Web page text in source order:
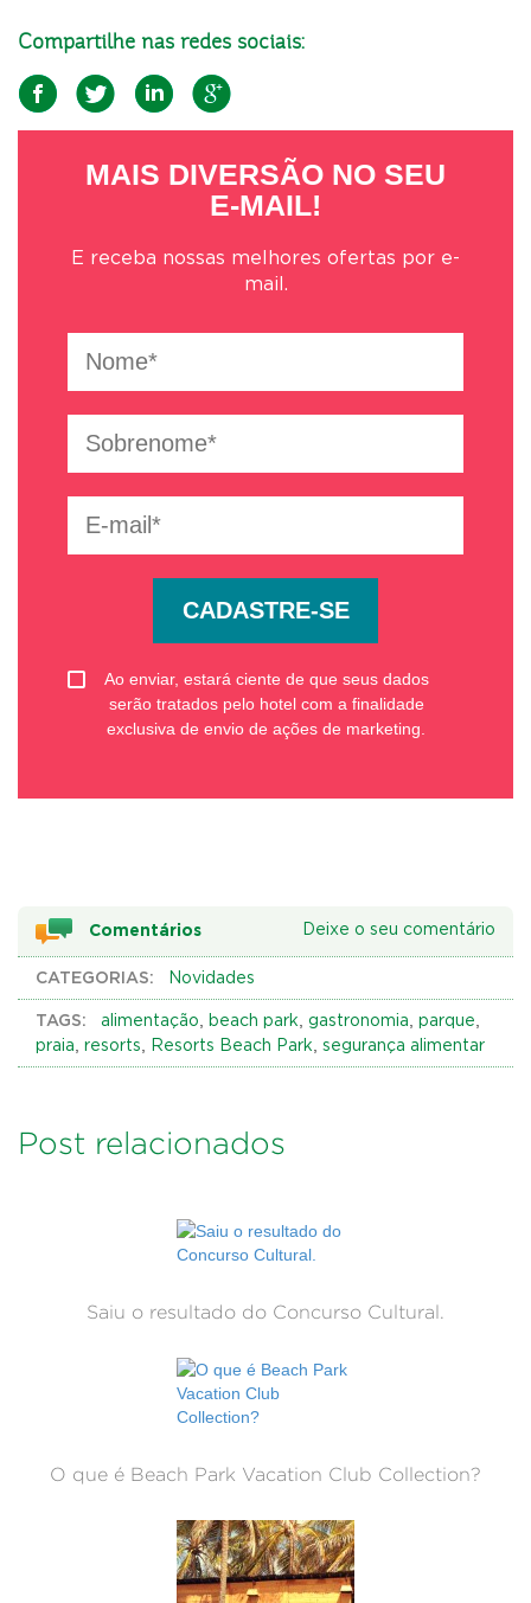
Compartilhe nas redes sociais:
MAIS DIVERSÃO NO SEU
E-MAIL!
E receba nossas melhores ofertas por e-
mail.
CADASTRE-SE
Ao enviar, estará ciente de que seus dados
serão tratados pelo hotel com a finalidade
exclusiva de envio de ações de marketing.
Comentários Deixe o seu comentário
CATEGORIAS: Novidades
TAGS: alimentação, beach park, gastronomia, parque,
praia, resorts, Resorts Beach Park, segurança alimentar
Post relacionados
Saiu o resultado do Concurso Cultural.
O que é Beach Park Vacation Club Collection?